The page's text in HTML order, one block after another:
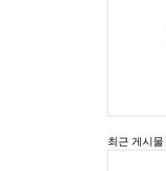
최근 게시물